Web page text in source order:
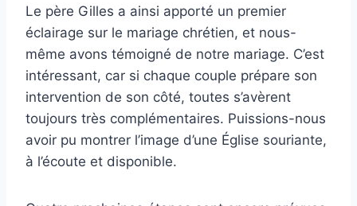
Le père Gilles a ainsi apporté un premier
éclairage sur le mariage chrétien, et nous-
même avons témoigné de notre mariage. C’est
intéressant, car si chaque couple prépare son
intervention de son côté, toutes s’avèrent
toujours très complémentaires. Puissions-nous
avoir pu montrer l’image d’une Église souriante,
à l’écoute et disponible.